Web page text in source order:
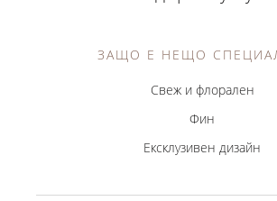
ЗАЩО Е НЕЩО
Свеж и флорален
Фин
Ексклузивен дизайн